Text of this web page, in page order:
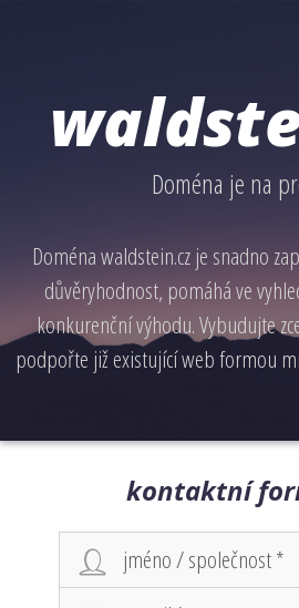
Doména je na
Doména waldstein.cz je snadno
důvěryhodnost, pomáhá ve
konkurenční výhodu. Vybudujte
podpořte již existující web formou
kontaktní